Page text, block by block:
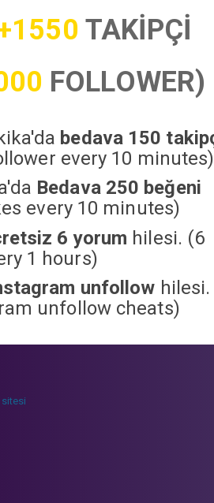
TAKİPÇİ
FOLLOWER)
bedava 150
every 10 minutes)
Bedava 250 beğeni
every 10 minutes)
6 yorum hilesi. (6
1 hours)
unfollow hilesi.
unfollow cheats)